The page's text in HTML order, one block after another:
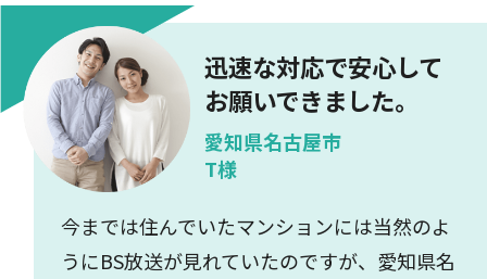
迅速な対応で安心して
お願いできました。
愛知県名古屋市
T様
今までは住んでいたマンションには当然のよ
うにBS放送が見れていたのですが、愛知県名